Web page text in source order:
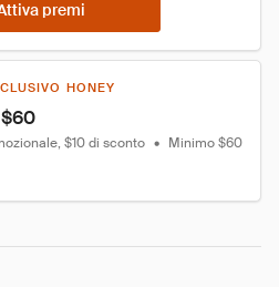
premi
HONEY
$10 di sconto • Minimo $60